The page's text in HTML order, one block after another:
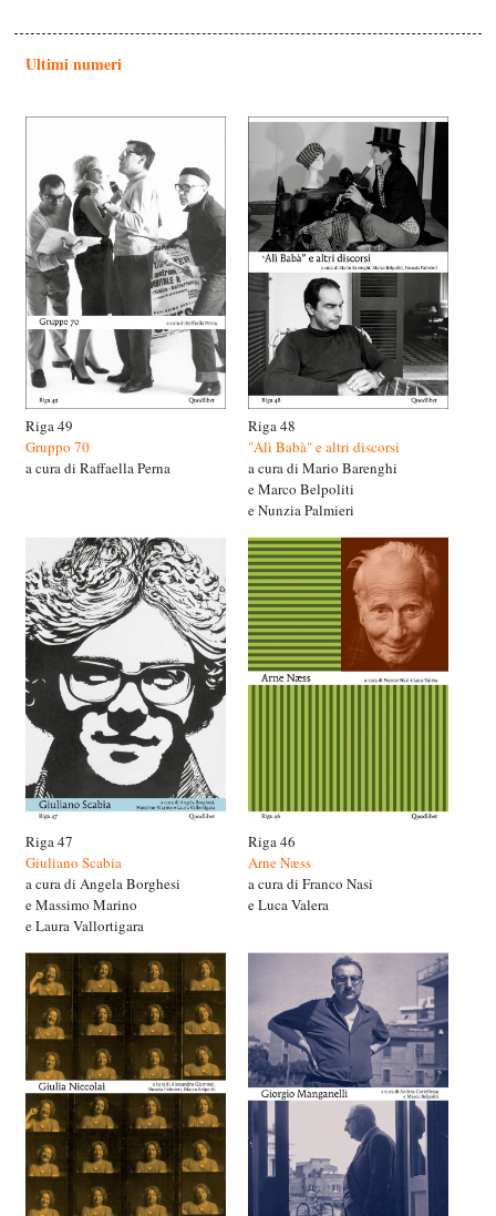
Ultimi numeri
Riga 49
Gruppo 70
a cura di Raffaella Perna
Riga 48
"Alì Babà" e altri discorsi
a cura di Mario Barenghi
e Marco Belpoliti
e Nunzia Palmieri
Riga 47
Giuliano Scabia
a cura di Angela Borghesi
e Massimo Marino
e Laura Vallortigara
Riga 46
Arne Næss
a cura di Franco Nasi
e Luca Valera